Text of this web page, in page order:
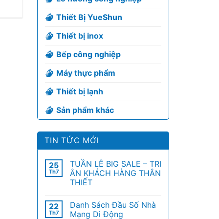
Thiết Bị YueShun
Thiết bị inox
Bếp công nghiệp
Máy thực phẩm
Thiết bị lạnh
Sản phẩm khác
TIN TỨC MỚI
25
Th7
TUẦN LỄ BIG SALE – TRI
ÂN KHÁCH HÀNG THÂN
THIẾT
22
Th7
Danh Sách Đầu Số Nhà
Mạng Di Động